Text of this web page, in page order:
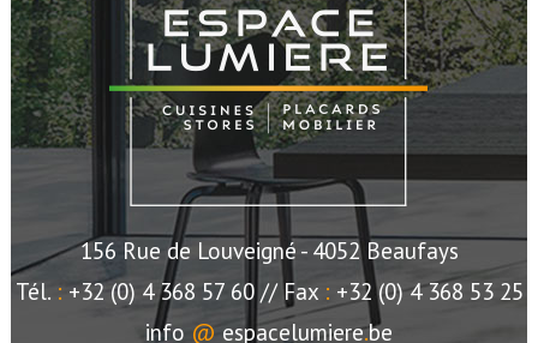
156 Rue de Louveigné - 4052 Beaufays
Tél. :+32 (0) 4 368 57 60 // Fax : +32 (0) 4 368 53 25
info @ espacelumiere.be